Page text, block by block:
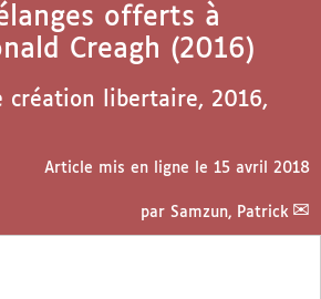
offerts à
Creagh (2016)
création libertaire, 2016,
Article mis en ligne le 15 avril 2018
par Samzun, Patrick